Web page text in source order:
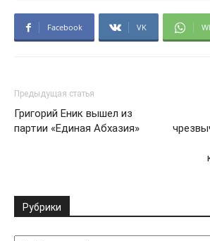
Facebook VK
Предыдущая статья
Григорий Еник вышел из
партии «Единая Абхазия»
Рубрики
Рубрики